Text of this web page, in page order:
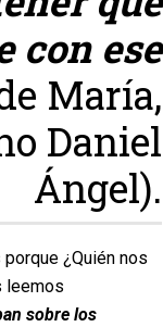
con ese
María,
Daniel
Ángel).
¿Quién nos
leemos
sobre los